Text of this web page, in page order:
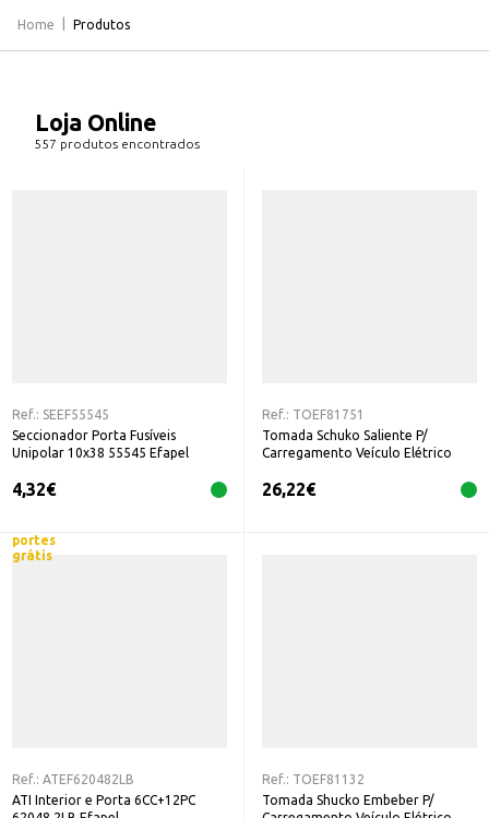
Home Produtos
Loja Online
557 produtos encontrados
Ref.: SEEF55545
Seccionador Porta Fusíveis
Unipolar 10x38 55545 Efapel
4,32€
Ref.: TOEF81751
Tomada Schuko Saliente P/
Carregamento Veículo Elétrico
26,22€
portes
grátis
Ref.: ATEF620482LB
ATI Interior e Porta 6CC+12PC
Ref.: TOEF81132
Tomada Shucko Embeber P/